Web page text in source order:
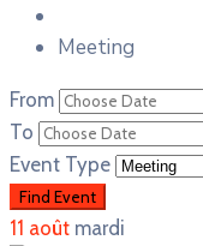
Meeting
From
To
Event Type
11 août mardi